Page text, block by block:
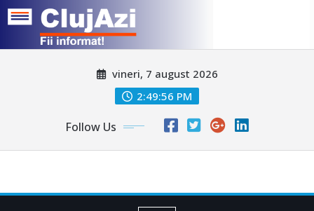
vineri, 7 august 2026
2:49:58 PM
Follow Us